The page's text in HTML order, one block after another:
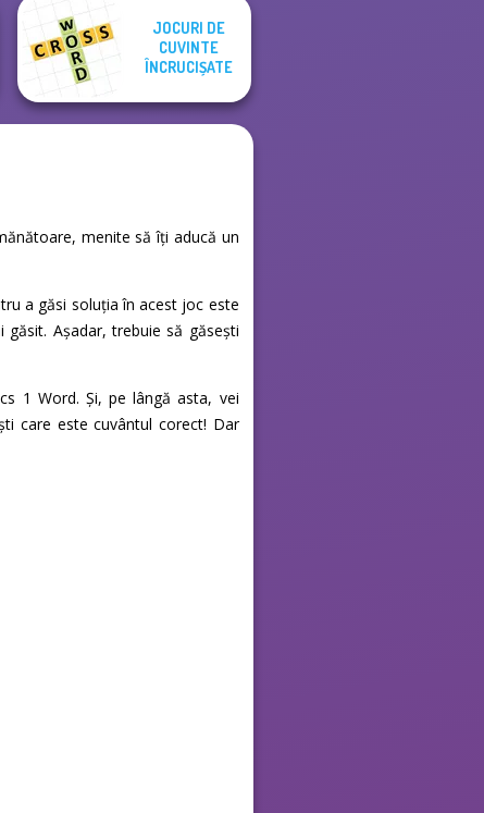
JOCURI DE
CUVINTE
ÎNCRUCIȘATE
menite să îți aducă un
a găsi soluția în acest joc este
Așadar, trebuie să găsești
1 Word. Și, pe lângă asta, vei
care este cuvântul corect! Dar